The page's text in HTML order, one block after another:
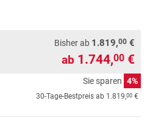
Bisher ab 1.819,00 €
ab 1.744,00 €
Sie sparen 4%
30-Tage-Bestpreis ab 1.819,00 €